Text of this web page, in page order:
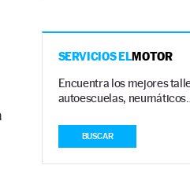
SERVICIOS ELMOTOR
Encuentra los mejores
autoescuelas, neumáticos…
BUSCAR